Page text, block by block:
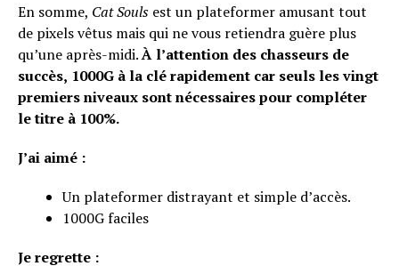
En somme, Cat Souls est un plateformer amusant tout
de pixels vêtus mais qui ne vous retiendra guère plus
qu’une après-midi.À l’attention des chasseurs de
succès, 1000G à la clé rapidement car seuls les vingt
premiers niveaux sont nécessaires pour compléter
le titre à 100%.
J’ai aimé :
Un plateformer distrayant et simple d’accès.
1000G faciles
Je regrette :